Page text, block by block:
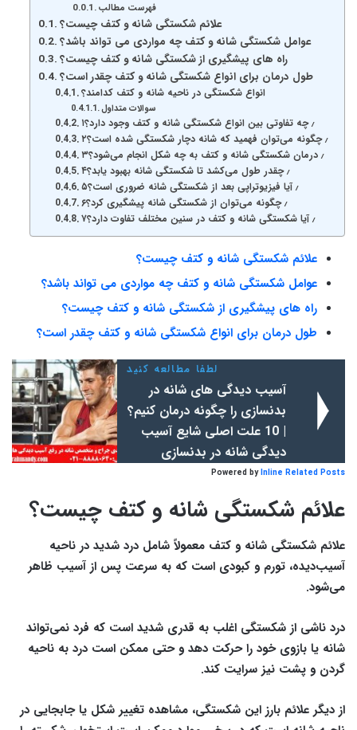
فهرست مطالب
علائم شکستگی شانه و کتف چیست؟
عوامل شکستگی شانه و کتف چه مواردی می تواند باشد؟
راه های پیشگیری از شکستگی شانه و کتف چیست؟
طول درمان برای انواع شکستگی شانه و کتف چقدر است؟
انواع شکستگی در ناحیه شانه و کتف کدامند؟
سوالات متداول
۱٫ چه تفاوتی بین انواع شکستگی شانه و کتف وجود دارد؟
۲٫ چگونه می‌توان فهمید که شانه دچار شکستگی شده است؟
۳٫ درمان شکستگی شانه و کتف به چه شکل انجام می‌شود؟
۴٫ چقدر طول می‌کشد تا شکستگی شانه بهبود یابد؟
۵٫ آیا فیزیوتراپی بعد از شکستگی شانه ضروری است؟
۶٫ چگونه می‌توان از شکستگی شانه پیشگیری کرد؟
۷٫ آیا شکستگی شانه و کتف در سنین مختلف تفاوت دارد؟
علائم شکستگی شانه و کتف چیست؟
عوامل شکستگی شانه و کتف چه مواردی می تواند باشد؟
راه های پیشگیری از شکستگی شانه و کتف چیست؟
طول درمان برای انواع شکستگی شانه و کتف چقدر است؟
لطفا مطالعه کنید
آسیب دیدگی های شانه در
بدنسازی را چگونه درمان کنیم؟
| 10 علت اصلی شایع آسیب
دیدگی شانه در بدنسازی
Powered by Inline Related Posts
علائم شکستگی شانه و کتف چیست؟
علائم شکستگی شانه و کتف معمولاً شامل درد شدید در ناحیه
آسیب‌دیده، تورم و کبودی است که به سرعت پس از آسیب ظاهر
می‌شود.
درد ناشی از شکستگی اغلب به قدری شدید است که فرد نمی‌تواند
شانه یا بازوی خود را حرکت دهد و حتی ممکن است درد به ناحیه
گردن و پشت نیز سرایت کند.
از دیگر علائم بارز این شکستگی، مشاهده تغییر شکل یا جابجایی در